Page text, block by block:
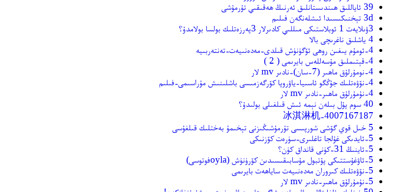
39 ئاياللىق ھىندىستانلىق ئەرنىڭ ھەقىقىي تۇرمۇشى
3d تېخنىكىسىدا ئىشلەنگەن فىلىم
3ۋىلايەت 1 ئوبلاستىكى مىللىي كادىرلار 3پەرزەتلىك بولسا بولامدۇ؟
4 ياشلىق ناغرىچى بالا
4-ئومۇم يىغىن روھى ئۆگۈنۈش قىلدى-مەدەنىيەت-تەنتەربىيە
4-قېتىملىق مۇسەللەس بايرىمى ( 2 )
4-نومۇرلۇق ماھىر (7-سان)-نادىر mv لار
4-نۆۋەتلىك جۇڭگو ئاسىيا-ياۋروپا كۆرگەزمىسى باشلىنىش مۇراسىمى-فىلىم
4-نۇمۇرلۇق ماھىر-نادىر mv لار
40 سوم پۇل بىلەن نېمە ئىش قىلغىلى بولىدۇ؟
4007167187-冰淇淋机
5 خىل قوي گۆشى شورپىسى تۇرمۇشىڭىزنى تېخىمۇ بەختلىك قىلغۇسى
5-ئايدىكى غۇلجا تاغلىرى-سۈرەت كۆزنىكى
5-ئاينىڭ 31-كۈنى قانداق كۈن؟
5-ئاۋغۇستتىكى پۇتبول مۇسابىقىسىدىن كۆرۈنۈش (oylaفوتوسى)
5-نۆۋەتلىك كىروران مەدەنىيەت ساياھەت بايرىمى
5-نۇمۇرلۇق ماھىر-نادىر mv لار